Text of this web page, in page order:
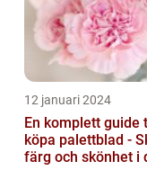
12 januari 2024
En komplett guide
köpa palettblad -
färg och skönhet i